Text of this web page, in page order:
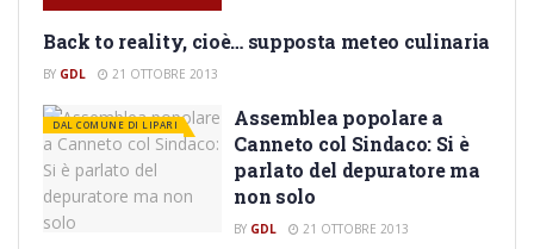
LIPARI - NAVIGARE
Back to reality, cioè… supposta meteo culinaria
BY GDL 21 OTTOBRE 2013
DAL COMUNE DI LIPARI
Assemblea popolare a
Canneto col Sindaco: Si è
parlato del depuratore ma
non solo
BY GDL 21 OTTOBRE 2013